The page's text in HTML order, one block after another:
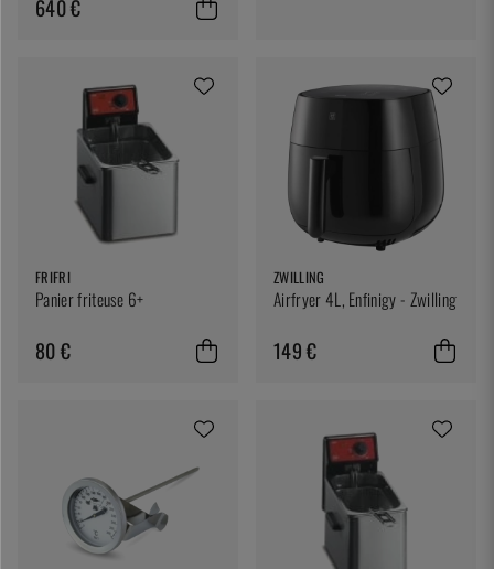
640 €
FRIFRI
Panier friteuse 6+
80 €
ZWILLING
Airfryer 4L, Enfinigy - Zwilling
149 €